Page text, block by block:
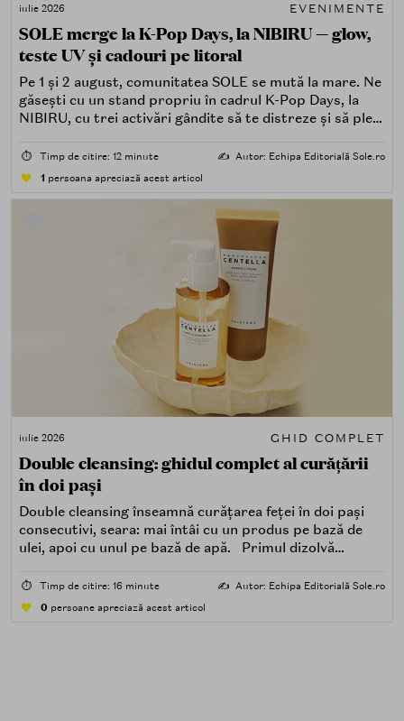
iulie 2026 EVENIMENTE
SOLE merge la K-Pop Days, la NIBIRU — glow,
teste UV și cadouri pe litoral
Pe 1 și 2 august, comunitatea SOLE se mută la mare. Ne
găsești cu un stand propriu în cadrul K-Pop Days, la
NIBIRU, cu trei activări gândite să te distreze și să pleci
⏱️ Timp de citire: 12 minute ✍️ Autor: Echipa Editorială Sole.ro
1 persoana apreciază acest articol
iulie 2026 GHID COMPLET
Double cleansing: ghidul complet al curățării
în doi pași
Double cleansing înseamnă curățarea feței în doi pași
consecutivi, seara: mai întâi cu un produs pe bază de
ulei, apoi cu unul pe bază de apă. Primul dizolvă
poluare. Al doilea îndepărtează impuritățile solubile în
⏱️ Timp de citire: 16 minute ✍️ Autor: Echipa Editorială Sole.ro
0 persoane apreciază acest articol